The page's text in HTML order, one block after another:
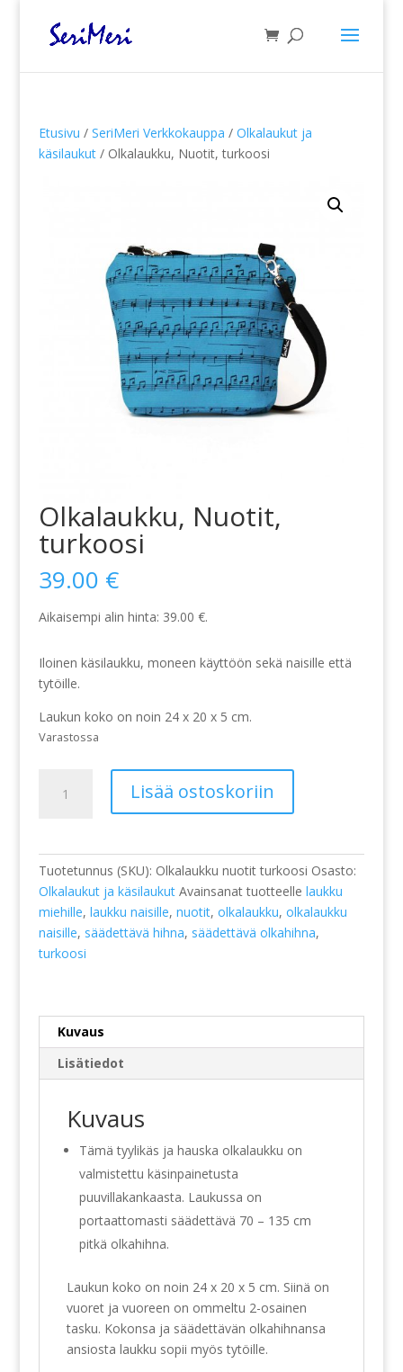
Etusivu / SeriMeri Verkkokauppa / Olkalaukut ja
käsilaukut/ Olkalaukku, Nuotit, turkoosi
Olkalaukku, Nuotit,
turkoosi
39.00 €
Aikaisempi alin hinta: 39.00 €.
Iloinen käsilaukku, moneen käyttöön sekä naisille että
tytöille.
Laukun koko on noin 24 x 20 x 5 cm.
Varastossa
Nuotit,
Lisää ostoskoriin
Tuotetunnus (SKU): Olkalaukku nuotit turkoosi Osasto:
Olkalaukut ja käsilaukut Avainsanat tuotteelle laukku
miehille, laukku naisille, nuotit, olkalaukku, olkalaukku
naisille, säädettävä hihna, säädettävä olkahihna,
turkoosi
Kuvaus
Lisätiedot
Kuvaus
Tämä tyylikäs ja hauska olkalaukku on
valmistettu käsinpainetusta
puuvillakankaasta. Laukussa on
portaattomasti säädettävä 70 – 135 cm
pitkä olkahihna.
Laukun koko on noin 24 x 20 x 5 cm. Siinä on
vuoret ja vuoreen on ommeltu 2-osainen
tasku. Kokonsa ja säädettävän olkahihnansa
ansiosta laukku sopii myös tytöille.